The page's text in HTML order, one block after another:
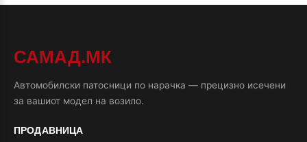
САМАД.МК
Автомобилски патосници по нарачка — прецизно исечени
за вашиот модел на возило.
ПРОДАВНИЦА